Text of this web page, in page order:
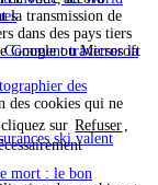
la transmission de
dans des pays tiers
Google ou Microsoft
des cookies qui ne
sur Refuser
traverser la
des
ski valent
mort : le bon